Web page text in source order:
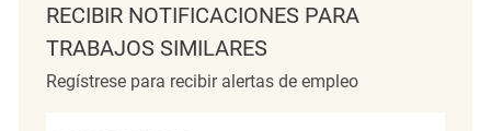
RECIBIR NOTIFICACIONES PARA
TRABAJOS SIMILARES
Regístrese para recibir alertas de empleo